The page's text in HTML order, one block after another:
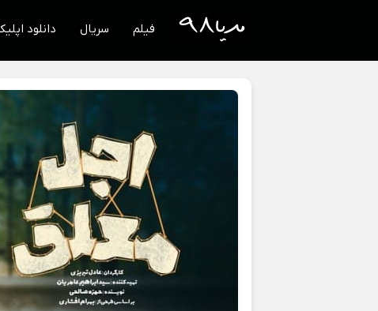
فیلم سریال دانلود